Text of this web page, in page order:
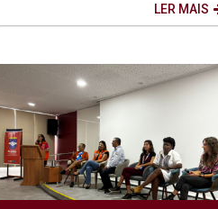
LER MAIS